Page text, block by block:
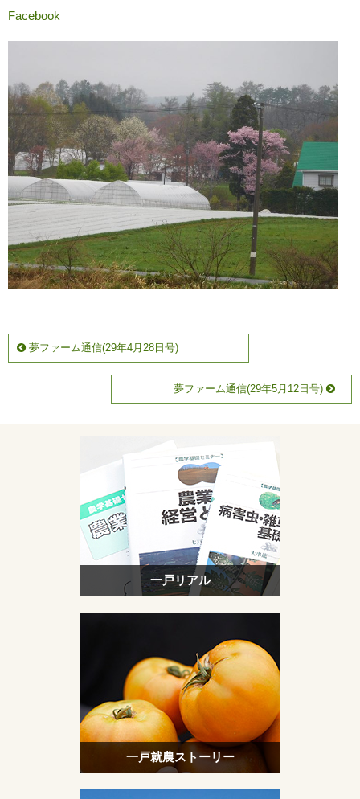
Facebook
夢ファーム通信(29年4月28日号)
夢ファーム通信(29年5月12日号)
一戸リアル
一戸就農ストーリー